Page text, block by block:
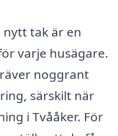
tak är en
varje husägare.
noggrant
särskilt när
i Tvååker. För